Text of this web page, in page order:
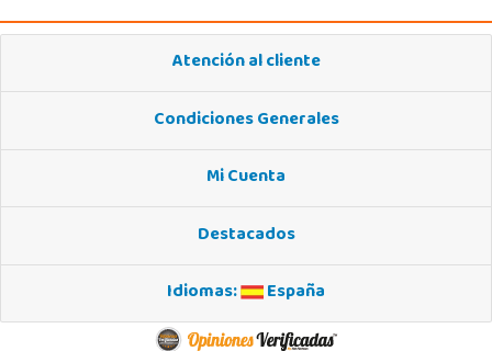
Atención al cliente
Condiciones Generales
Mi Cuenta
Destacados
Idiomas:
España